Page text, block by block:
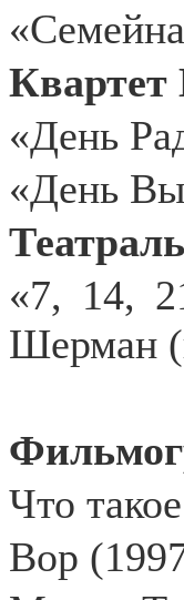
«День
«День
«7, 14,
Шерман
Что
Вор